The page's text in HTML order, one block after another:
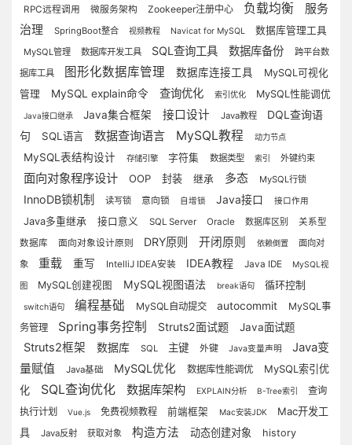
RPC远程调用 微服务架构 Zookeeper注册中心 负载均衡
服务
治理
SpringBoot整合 视频教程 Navicat for MySQL 数据库管理工具
MySQL管理 数据库开发工具 SQL查询工具 数据库备份
跨平台数
据库工具
图形化数据库管理 数据库连接工具
MySQL可视化
管理
MySQL explain命令 查询优化 索引优化 MySQL性能调优
Java接口继承 Java集合框架 接口设计 Java教程
DQL查询语
句
SQL语言 数据查询语言 MySQL教程 动力节点
MySQL表结构设计 存储引擎 字符集 数据类型 索引 外键约束
面向对象程序设计 OOP 封装 继承 多态 MySQL行锁
InnoDB锁机制 读写锁 意向锁 自增锁 Java接口 接口作用
Java多重继承 接口意义 SQL Server Oracle 数据库区别
关系型
数据库
面向对象设计原则 DRY原则 开闭原则 依赖倒置
面向对
象
重载 重写 IntelliJ IDEA安装 IDEA教程 Java IDE MySQL视
图 MySQL创建视图 MySQL视图语法 break语句 循环控制
switch语句 编程基础 MySQL自动提交 autocommit
MySQL事
务管理
Spring事务控制 Struts2面试题 Java面试题
Struts2框架 数据库 SQL 主键 外键 Java变量声明
Java变
量赋值
Java基础 MySQL优化 数据库性能调优
MySQL索引优
化
SQL查询优化 数据库架构 EXPLAIN分析 B-Tree索引
查询
执行计划
Vue.js 免费视频教程 前端框架 Mac安装JDK
Mac开发工
具
Java反射 获取对象 构造方法 动态创建对象 history